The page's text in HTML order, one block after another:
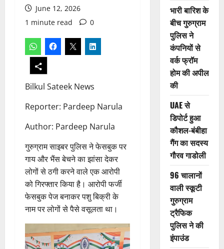
June 12, 2026
1 minute read
0
Bilkul Sateek News
Reporter: Pardeep Narula
Author: Pardeep Narula
गुरुग्राम साइबर पुलिस ने फेसबुक पर
गाय और भैंस बेचने का झांसा देकर
लोगों से ठगी करने वाले एक आरोपी
को गिरफ्तार किया है। आरोपी फर्जी
फेसबुक पेज बनाकर पशु बिक्री के
नाम पर लोगों से पैसे वसूलता था।
भारी बारिश के
बीच गुरुग्राम
पुलिस ने
कंपनियों से
वर्क फ्रॉम
होम की अपील
की
UAE से
डिपोर्ट हुआ
कौशल-बंबीहा
गैंग का सदस्य
गौरव गाडोली
96 चालानों
वाली स्कूटी
गुरुग्राम
ट्रैफिक
पुलिस ने की
इंपाउंड